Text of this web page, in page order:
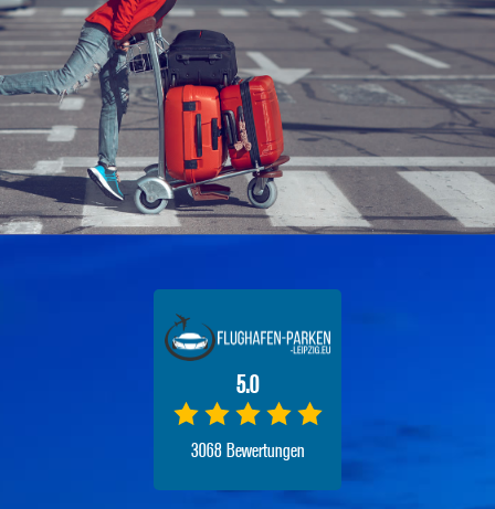
5.0
3068 Bewertungen